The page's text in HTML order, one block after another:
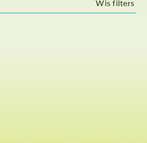
Wis filters